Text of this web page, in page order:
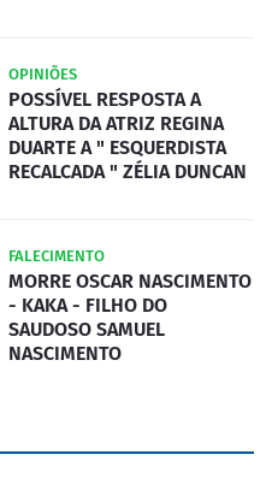
OPINIÕES
POSSÍVEL RESPOSTA A
ALTURA DA ATRIZ REGINA
DUARTE A " ESQUERDISTA
RECALCADA " ZÉLIA DUNCAN
FALECIMENTO
MORRE OSCAR NASCIMENTO
- KAKA - FILHO DO
SAUDOSO SAMUEL
NASCIMENTO